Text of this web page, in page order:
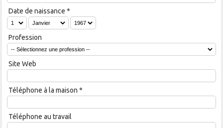
Date de naissance *
Profession
Site Web
Téléphone à la maison *
Téléphone au travail